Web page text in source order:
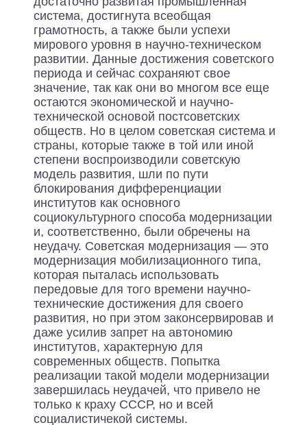
система, достигнута всеобщая
грамотность, а также были успехи
мирового уровня в научно-техническом
развитии. Данные достижения советского
периода и сейчас сохраняют свое
значение, так как они во многом все еще
остаются экономической и научно-
технической основой постсоветских
обществ. Но в целом советская система и
страны, которые также в той или иной
степени воспроизводили советскую
модель развития, шли по пути
блокирования дифференциации
институтов как основного
социокультурного способа модернизации
и, соответственно, были обречены на
неудачу. Советская модернизация — это
модернизация мобилизационного типа,
которая пыталась использовать
передовые для того времени научно-
техни­ческие достижения для своего
развития, но при этом законсервировав и
даже усилив запрет на автономию
институтов, характерную для
современных обществ. Попытка
реализации такой модели модернизации
завершилась неудачей, что привело не
только к краху СССР, но и всей
социалистичекой системы.